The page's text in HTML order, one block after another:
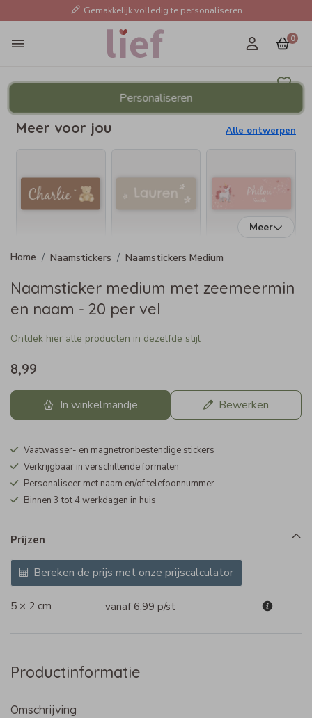
Gemakkelijk volledig te personaliseren
0
Personaliseren
Meer voor jou Alle ontwerpen
Meer
Naamstickers Naamstickers Medium
Naamsticker medium met zeemeermin
en naam - 20 per vel
Ontdek hier alle producten in dezelfde stijl
8,99
In winkelmandje Bewerken
Vaatwasser- en magnetronbestendige stickers
Verkrijgbaar in verschillende formaten
Personaliseer met naam en/of telefoonnummer
Binnen 3 tot 4 werkdagen in huis
Prijzen
Bereken de prijs met onze prijscalculator
5 × 2 cm vanaf 6,99 p/st
Productinformatie
Omschrijving